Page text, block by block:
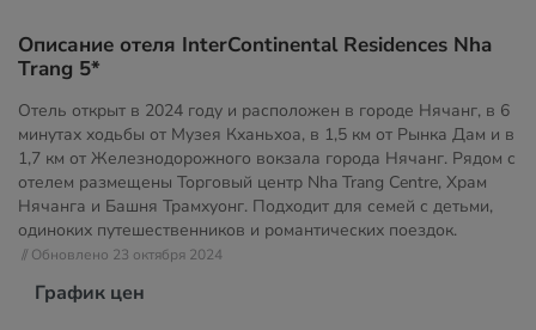
Описание отеля InterContinental Residences Nha
Trang 5*
Отель открыт в 2024 году и расположен в городе Нячанг, в 6
минутах ходьбы от Музея Кханьхоа, в 1,5 км от Рынка Дам и в
1,7 км от Железнодорожного вокзала города Нячанг. Рядом с
отелем размещены Торговый центр Nha Trang Centre, Храм
Нячанга и Башня Трамхуонг. Подходит для семей с детьми,
одиноких путешественников и романтических поездок.
// Обновлено 23 октября 2024
График цен